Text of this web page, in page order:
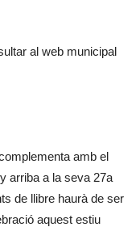
al web municipal
amb el
arriba a la seva 27a
de llibre haurà de ser
aquest estiu